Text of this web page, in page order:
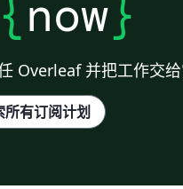
{now}
Overleaf 并把工作交
所有订阅计划